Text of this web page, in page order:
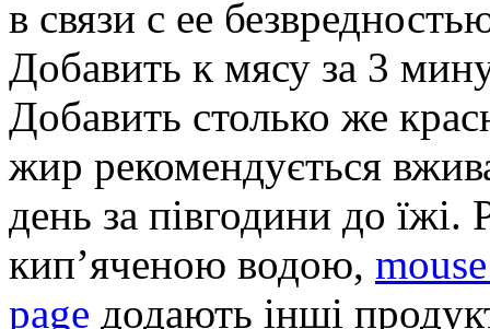
в связи с ее
Добавить к мясу за 3
Добавить столько же
жир рекомендується
день за півгодини до
кип’яченою водою,
page додають інші